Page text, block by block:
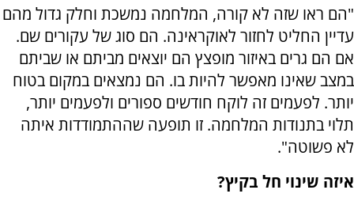
"הם ראו שזה לא קורה, המלחמה נמשכת וחלק גדול מהם
עדיין החליט לחזור לאוקראינה. הם סוג של עקורים שם.
אם הם גרים באיזור מופצץ הם יוצאים מביתם או שביתם
במצב שאינו מאפשר להיות בו. הם נמצאים במקום בטוח
יותר. לפעמים זה לוקח חודשים ספורים ולפעמים יותר,
תלוי בתנודות המלחמה. זו תופעה שההתמודדות איתה
לא פשוטה".
איזה שינוי חל בקיץ?